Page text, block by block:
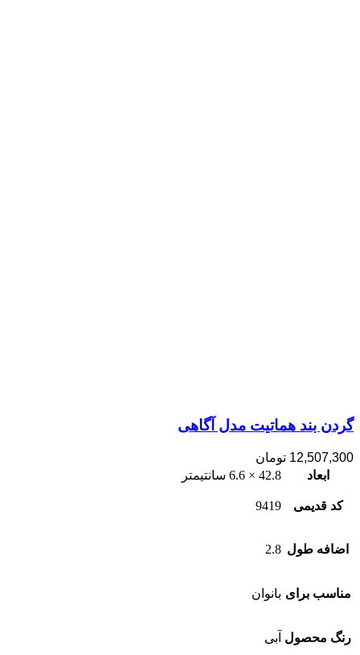
گردن بند هماتیت مدل آگاهی
12,507,300 تومان
ابعاد
42.8 × 6.6 سانتیمتر
کد قدیمی 9419
اضافه طول 2.8
مناسب برای بانوان
رنگ محصول آبی